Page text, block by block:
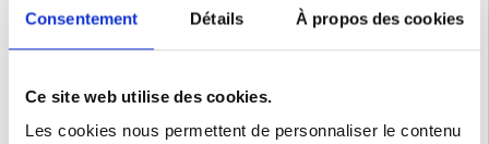
Consentement Détails À propos des cookies
Ce site web utilise des cookies.
Les cookies nous permettent de personnaliser le contenu
Spécifications :
- Puissance d'entrée: cc 12V-24V
- Sortie USB-A : CC 3.6-6.5V/3A, 6.5-9V/2A, 9-12V/1.5A
Emballage:Euroblister
EAN: 3666339122485